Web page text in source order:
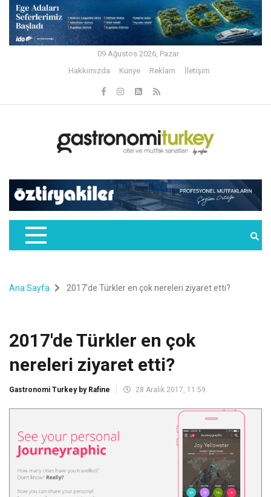
09 Ağustos 2026, Pazar
Hakkımızda
Künye Reklam İletişim
Ana Sayfa 2017'de Türkler en çok nereleri ziyaret etti?
2017'de Türkler en çok
nereleri ziyaret etti?
Gastronomi Turkey by Rafine 28 Aralık 2017, 11:59